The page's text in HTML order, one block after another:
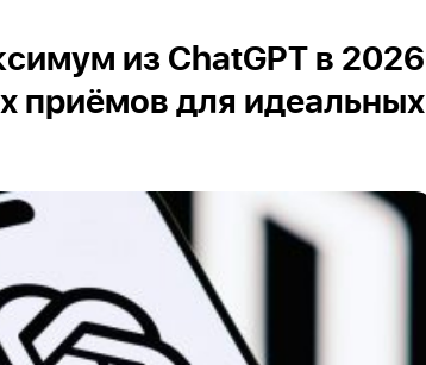
из ChatGPT в 2026
приёмов для идеальных